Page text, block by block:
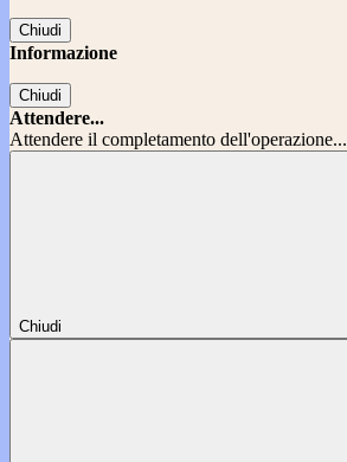
Chiudi
Informazione
Chiudi
Attendere...
Attendere il completamento dell'operazione...
Chiudi